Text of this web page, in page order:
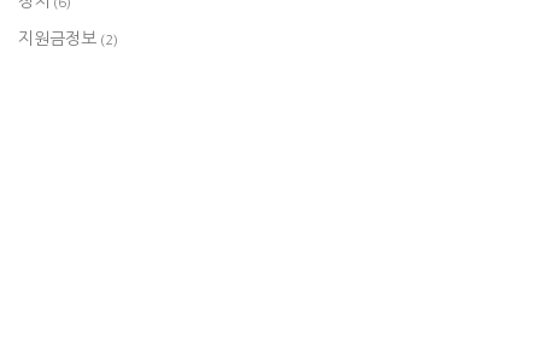
(6)
지원금정보 (2)